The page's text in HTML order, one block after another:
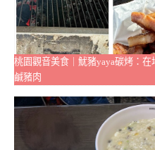
桃園觀音美食｜魷豬yaya碳烤：
鹹豬肉